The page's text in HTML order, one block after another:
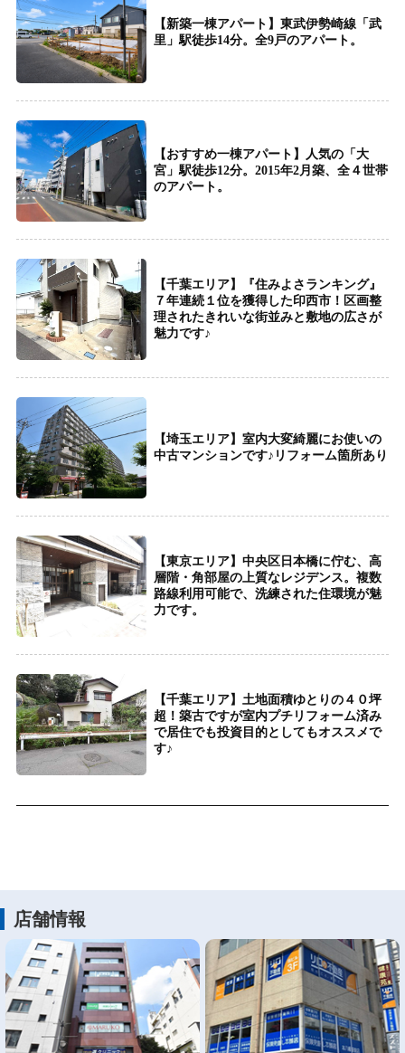
【新築一棟アパート】東武伊勢崎線「武
里」駅徒歩14分。全9戸のアパート。
【おすすめ一棟アパート】人気の「大
宮」駅徒歩12分。2015年2月築、全４世帯
のアパート。
【千葉エリア】『住みよさランキング』
７年連続１位を獲得した印西市！区画整
理されたきれいな街並みと敷地の広さが
魅力です♪
【埼玉エリア】室内大変綺麗にお使いの
中古マンションです♪リフォーム箇所あり
【東京エリア】中央区日本橋に佇む、高
層階・角部屋の上質なレジデンス。複数
路線利用可能で、洗練された住環境が魅
力です。
【千葉エリア】土地面積ゆとりの４０坪
超！築古ですが室内プチリフォーム済み
で居住でも投資目的としてもオススメで
す♪
店舗情報